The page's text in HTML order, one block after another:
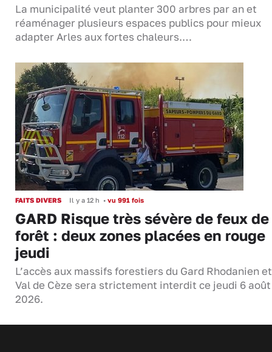
La municipalité veut planter 300 arbres par an et
réaménager plusieurs espaces publics pour mieux
adapter Arles aux fortes chaleurs.…
FAITS DIVERS Il y a 12 h • vu 991 fois
GARD Risque très sévère de feux de
forêt : deux zones placées en rouge
jeudi
L’accès aux massifs forestiers du Gard Rhodanien
Val de Cèze sera strictement interdit ce jeudi 6 août
2026.